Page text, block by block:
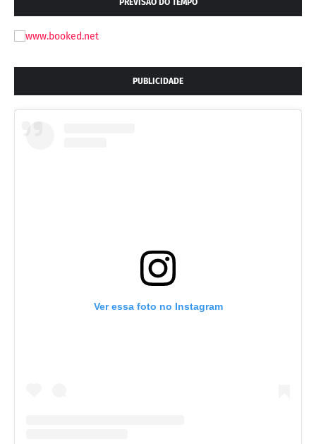
PREVISÃO DO TEMPO
PUBLICIDADE
Ver essa foto no Instagram